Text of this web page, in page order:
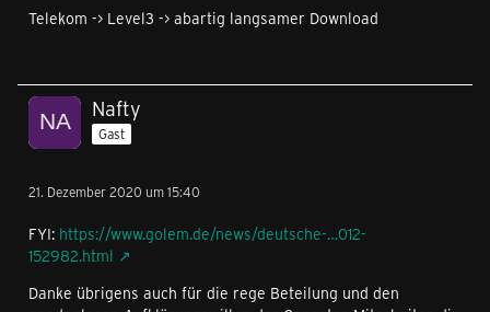
Telekom -> Level3 -> abartig langsamer Download
Nafty
Gast
21. Dezember 2020 um 15:40
FYI: https://www.golem.de/news/deutsche-…012-
152982.html
Danke übrigens auch für die rege Beteilung und den